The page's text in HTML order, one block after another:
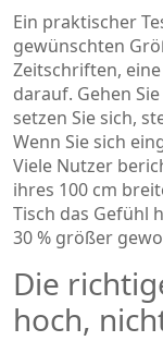
Ein praktischer
gewünschten
Zeitschriften,
darauf. Gehen
setzen Sie sich,
Wenn Sie sich
Viele Nutzer
ihres 100 cm
Tisch das Gefühl
30 % größer
Die
hoch,